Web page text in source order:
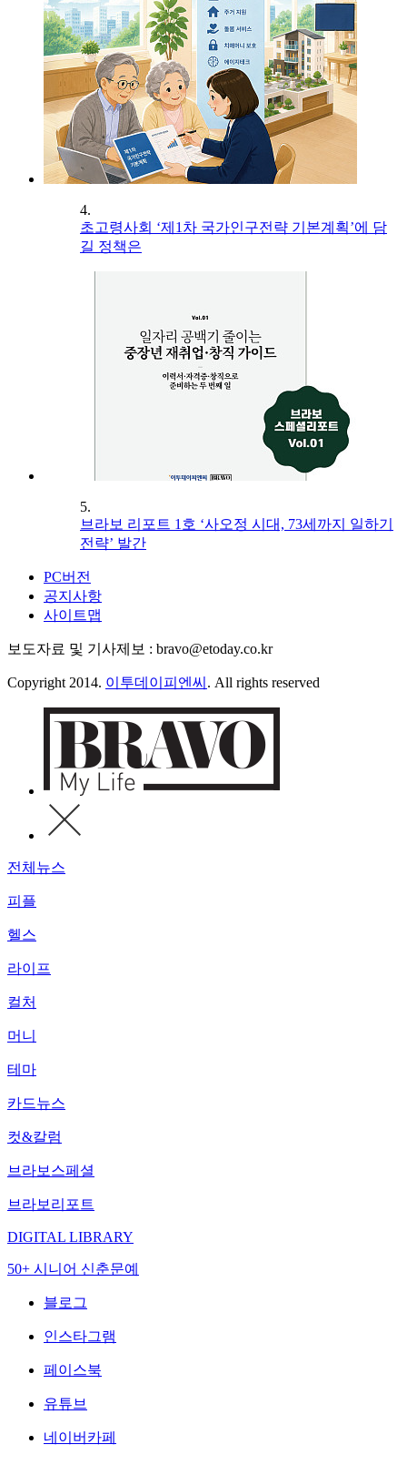
4.
초고령사회 ‘제1차 국가인구전략 기본계획’에 담
길 정책은
5.
브라보 리포트 1호 ‘사오정 시대, 73세까지 일하기
전략’ 발간
PC버전
공지사항
사이트맵
보도자료 및 기사제보 : bravo@etoday.co.kr
Copyright 2014. 이투데이피엔씨 . All rights reserved
전체뉴스
피플
헬스
라이프
컬처
머니
테마
카드뉴스
컷&칼럼
브라보스페셜
브라보리포트
DIGITAL LIBRARY
50+ 시니어 신춘문예
블로그
인스타그램
페이스북
유튜브
네이버카페